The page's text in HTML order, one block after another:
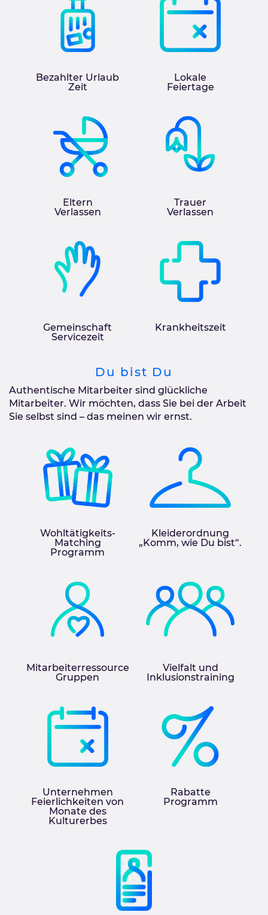
Bezahlter Urlaub
Zeit
Lokale
Feiertage
Eltern
Verlassen
Trauer
Verlassen
Gemeinschaft
Servicezeit
Krankheitszeit
Du bist Du
Authentische Mitarbeiter sind glückliche
Mitarbeiter. Wir möchten, dass Sie bei der Arbeit
Sie selbst sind – das meinen wir ernst.
Wohltätigkeits-
Matching
Programm
Kleiderordnung
„Komm, wie Du bist“.
Mitarbeiterressource
Gruppen
Vielfalt und
Inklusionstraining
Unternehmen
Feierlichkeiten von
Monate des
Kulturerbes
Rabatte
Programm